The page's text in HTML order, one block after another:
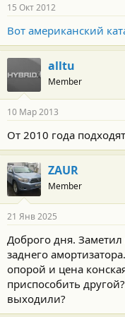
15 Окт 2012
Вот американский
alltu
Member
10 Мар 2013
От 2010 года
ZAUR
Member
21 Янв 2025
Доброго дня.
заднего
опорой и цена
приспособить
выходили?